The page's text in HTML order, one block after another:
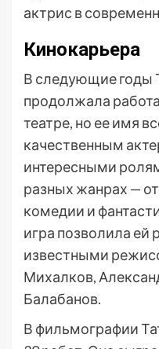
актрис в
Кинокарьера
В следующие годы
продолжала
театре, но ее имя
качественным
интересными
разных жанрах —
комедии и
игра позволила ей
известными
Михалков,
Балабанов.
В фильмографии